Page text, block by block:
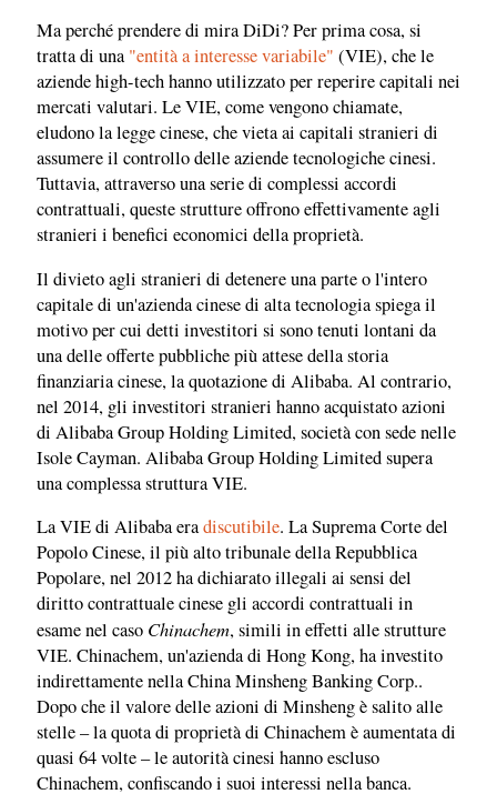
Ma perché prendere di mira DiDi? Per prima cosa, si
tratta di una "entità a interesse variabile" (VIE), che le
aziende high-tech hanno utilizzato per reperire capitali nei
mercati valutari. Le VIE, come vengono chiamate,
eludono la legge cinese, che vieta ai capitali stranieri di
assumere il controllo delle aziende tecnologiche cinesi.
Tuttavia, attraverso una serie di complessi accordi
contrattuali, queste strutture offrono effettivamente agli
stranieri i benefici economici della proprietà.
Il divieto agli stranieri di detenere una parte o l'intero
capitale di un'azienda cinese di alta tecnologia spiega il
motivo per cui detti investitori si sono tenuti lontani da
una delle offerte pubbliche più attese della storia
finanziaria cinese, la quotazione di Alibaba. Al contrario,
nel 2014, gli investitori stranieri hanno acquistato azioni
di Alibaba Group Holding Limited, società con sede nelle
Isole Cayman. Alibaba Group Holding Limited supera
una complessa struttura VIE.
La VIE di Alibaba eradiscutibile. La Suprema Corte del
Popolo Cinese, il più alto tribunale della Repubblica
Popolare, nel 2012 ha dichiarato illegali ai sensi del
diritto contrattuale cinese gli accordi contrattuali in
esame nel caso Chinachem, simili in effetti alle strutture
VIE. Chinachem, un'azienda di Hong Kong, ha investito
indirettamente nella China Minsheng Banking Corp..
Dopo che il valore delle azioni di Minsheng è salito alle
stelle – la quota di proprietà di Chinachem è aumentata di
quasi 64 volte – le autorità cinesi hanno escluso
Chinachem, confiscando i suoi interessi nella banca.